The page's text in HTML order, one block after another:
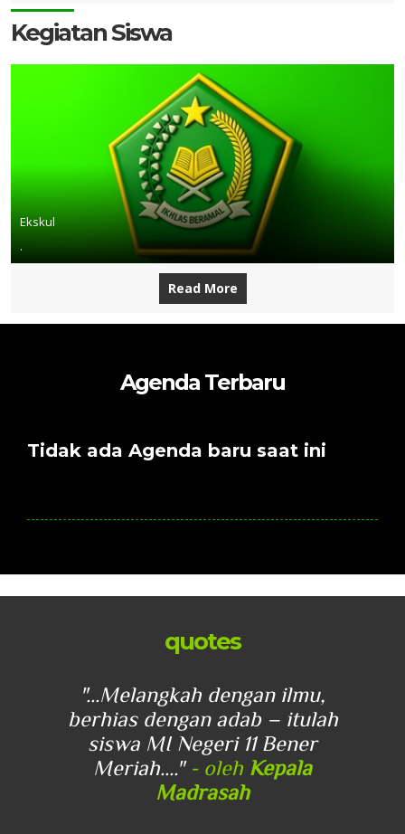
Kegiatan Siswa
Ekskul
.
Read More
Agenda Terbaru
Tidak ada Agenda baru saat ini
quotes
"...Melangkah dengan ilmu,
berhias dengan adab – itulah
siswa MI Negeri 11 Bener
Meriah...." - oleh Kepala
Madrasah